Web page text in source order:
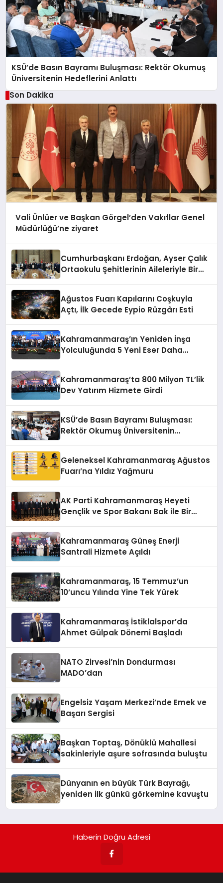
KSÜ’de Basın Bayramı Buluşması: Rektör Okumuş
Üniversitenin Hedeflerini Anlattı
Son Dakika
Vali Ünlüer ve Başkan Görgel’den Vakıflar Genel
Müdürlüğü’ne ziyaret
Cumhurbaşkanı Erdoğan, Ayser Çalık
Ortaokulu Şehitlerinin Aileleriyle Bir
Ağustos Fuarı Kapılarını Coşkuyla
Açtı, İlk Gecede Eypio Rüzgârı Esti
Kahramanmaraş’ın Yeniden İnşa
Yolculuğunda 5 Yeni Eser Daha
Kahramanmaraş’ta 800 Milyon TL’lik
Dev Yatırım Hizmete Girdi
KSÜ’de Basın Bayramı Buluşması:
Rektör Okumuş Üniversitenin
Geleneksel Kahramanmaraş Ağustos
Fuarı’na Yıldız Yağmuru
AK Parti Kahramanmaraş Heyeti
Gençlik ve Spor Bakanı Bak ile Bir
Kahramanmaraş Güneş Enerji
Santrali Hizmete Açıldı
Kahramanmaraş, 15 Temmuz’un
10’uncu Yılında Yine Tek Yürek
Kahramanmaraş İstiklalspor’da
Ahmet Gülpak Dönemi Başladı
NATO Zirvesi’nin Dondurması
MADO’dan
Engelsiz Yaşam Merkezi’nde Emek ve
Başarı Sergisi
Başkan Toptaş, Dönüklü Mahallesi
sakinleriyle aşure sofrasında buluştu
Dünyanın en büyük Türk Bayrağı,
yeniden ilk günkü görkemine kavuştu
Haberin Doğru Adresi